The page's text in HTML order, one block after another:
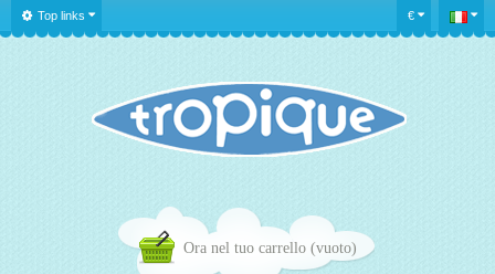
€
Top links
Ora nel tuo carrello (vuoto)